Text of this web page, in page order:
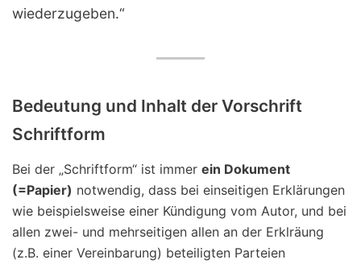
wiederzugeben.“
Bedeutung und Inhalt der Vorschrift
Schriftform
Bei der „Schriftform“ ist immer ein Dokument
(=Papier) notwendig, dass bei einseitigen Erklärungen
wie beispielsweise einer Kündigung vom Autor, und bei
allen zwei- und mehrseitigen allen an der Erklräung
(z.B. einer Vereinbarung) beteiligten Parteien